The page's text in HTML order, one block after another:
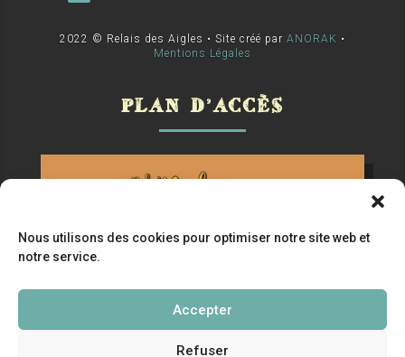
Nous utilisons des cookies pour optimiser notre site web et
notre service.
Accepter
Refuser
2022 © Relais des Aigles • Site créé par ANORAK •
Mentions Légales
PLAN D’ACCÈS